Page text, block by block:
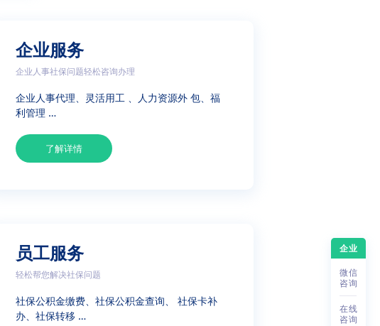
企业服务
企业人事社保问题轻松咨询办理
企业人事代理、灵活用工 、人力资源外 包、福
利管理 …
了解详情
员工服务
轻松帮您解决社保问题
社保公积金缴费、社保公积金查询、 社保卡补
办、社保转移 …
企业
微信
咨询
在线
咨询